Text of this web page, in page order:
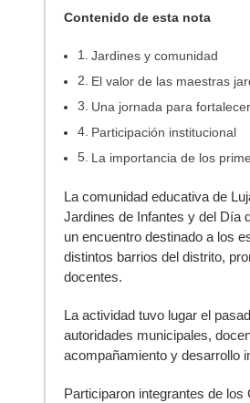
Contenido de esta nota
Jardines y comunidad
El valor de las maestras
Una jornada para
Participación institucional
La importancia de los
La comunidad educativa de
Jardines de Infantes y del Día
un encuentro destinado a los
distintos barrios del distrito,
docentes.
La actividad tuvo lugar el
autoridades municipales,
acompañamiento y desarrollo
Participaron integrantes de